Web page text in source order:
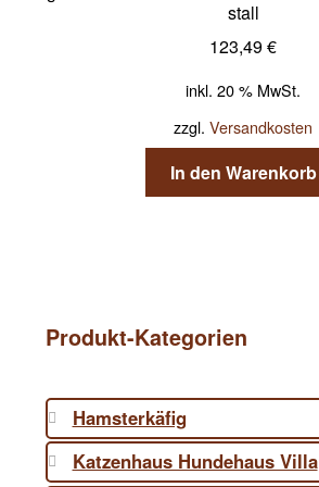
stall
123,49€
inkl. 20 % MwSt.
zzgl. Versandkosten
In den Warenkorb
Produkt-Kategorien
Hamsterkäfig
Katzenhaus Hundehaus Villa